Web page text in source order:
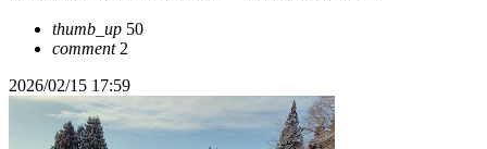
thumb_up 50
comment2
2026/02/15 17:59